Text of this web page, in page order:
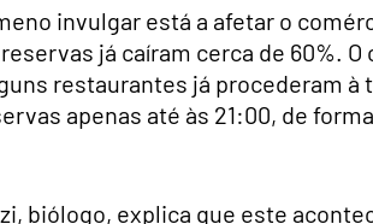
invulgar está a afetar o
já caíram cerca de 60%.
restaurantes já procederam
apenas até às 21:00, de
biólogo, explica que este